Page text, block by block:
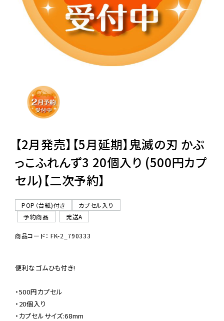
レンタル
景品・玩具・文具
販促用カプセルトイ
ご利用ガイド
06-6282-7659
【2月発売】【5月延期】鬼滅の刃 かぷ
っこふれんず3 20個入り (500円カプ
セル)【二次予約】
POP（台紙)付き
カプセル入り
予約商品
発送A
商品コード： FK-2_790333
便利なゴムひも付き!
・500円カプセル
・20個入り
・カプセルサイズ:68mm